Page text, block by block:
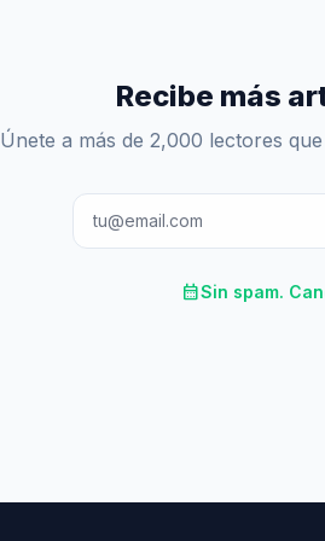
Recibe más
Únete a más de 2,000 lectores
calendar_monthSin spam.